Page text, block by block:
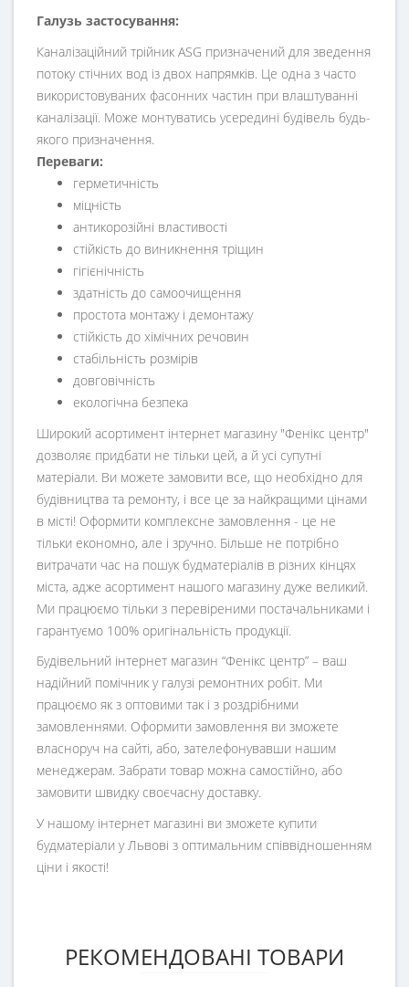
Галузь застосування:
Каналізаційний трійник ASG призначений для зведення
потоку стічних вод із двох напрямків. Це одна з часто
використовуваних фасонних частин при влаштуванні
каналізації. Може монтуватись усередині будівель будь-
якого призначення.
Переваги:
герметичність
міцність
антикорозійні властивості
стійкість до виникнення тріщин
гігієнічність
здатність до самоочищення
простота монтажу і демонтажу
стійкість до хімічних речовин
стабільність розмірів
довговічність
екологічна безпека
Широкий асортимент інтернет магазину "Фенікс центр"
дозволяє придбати не тільки цей, а й усі супутні
матеріали. Ви можете замовити все, що необхідно для
будівництва та ремонту, і все це за найкращими цінами
в місті! Оформити комплексне замовлення - це не
тільки економно, але і зручно. Більше не потрібно
витрачати час на пошук будматеріалів в різних кінцях
міста, адже асортимент нашого магазину дуже великий.
Ми працюємо тільки з перевіреними постачальниками і
гарантуємо 100% оригінальність продукції.
Будівельний інтернет магазин “Фенікс центр” – ваш
надійний помічник у галузі ремонтних робіт. Ми
працюємо як з оптовими так і з роздрібними
замовленнями. Оформити замовлення ви зможете
власноруч на сайті, або, зателефонувавши нашим
менеджерам. Забрати товар можна самостійно, або
замовити швидку своєчасну доставку.
У нашому інтернет магазині ви зможете купити
будматеріали у Львові з оптимальним співвідношенням
ціни і якості!
РЕКОМЕНДОВАНІ ТОВАРИ